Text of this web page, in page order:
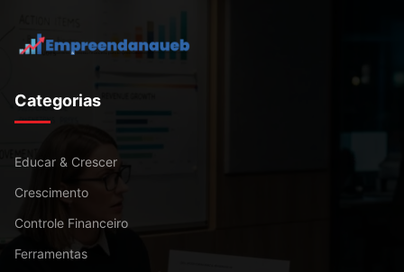
Categorias
Educar & Crescer
Crescimento
Controle Financeiro
Ferramentas